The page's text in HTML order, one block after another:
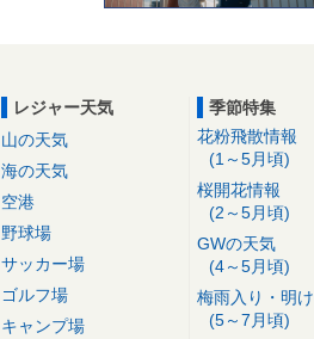
レジャー天気
山の天気
海の天気
空港
野球場
サッカー場
ゴルフ場
キャンプ場
季節特集
花粉飛散情報
(1～5月頃)
桜開花情報
(2～5月頃)
GWの天気
(4～5月頃)
梅雨入り・明け
(5～7月頃)